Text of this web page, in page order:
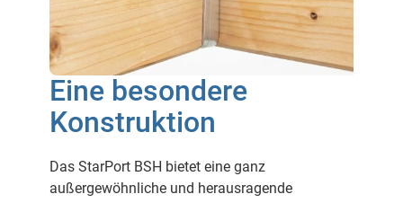
Eine besondere
Konstruktion
Das StarPort BSH bietet eine ganz
außergewöhnliche und herausragende